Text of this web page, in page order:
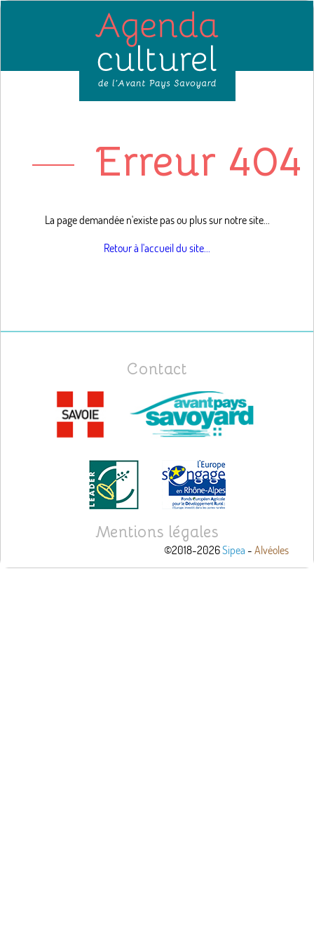
Erreur 404
La page demandée n'existe pas ou plus sur notre site...
Retour à l'accueil du site...
Contact
Mentions légales
©2018-2026Sipea -Alvéoles